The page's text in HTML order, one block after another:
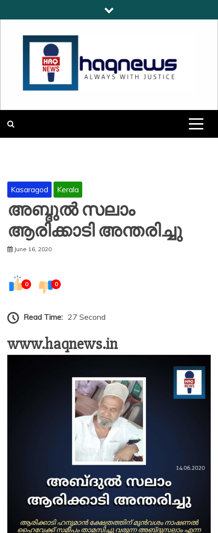
to
HAQNEWS
Kasaragod Kerala
അബ്ദുൽ സലാം
ആരിക്കാടി അന്തരിച്ചു
June 16, 2020
0 0
Read Time: 27 Second
www.haqnews.in